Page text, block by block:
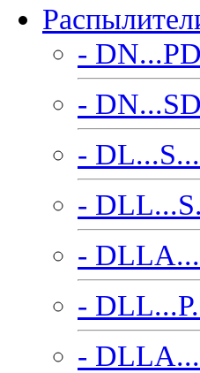
-
-
-
-
-
-
-